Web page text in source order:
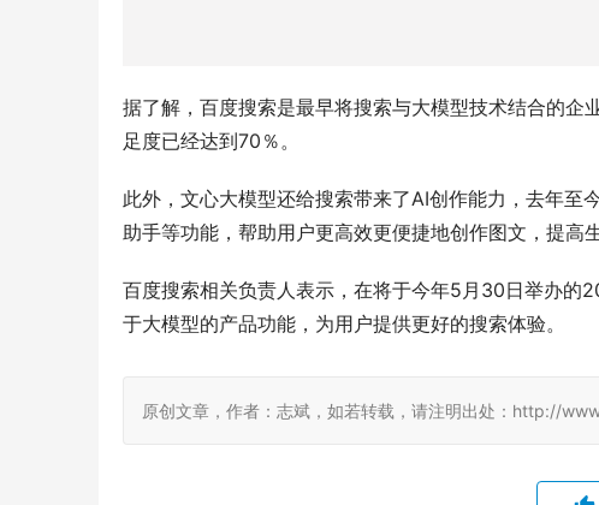
据了解，百度搜索是最早将搜索与大模型技术结合的
足度已经达到70％。
此外，文心大模型还给搜索带来了AI创作能力，去年
助手等功能，帮助用户更高效更便捷地创作图文，提高生
百度搜索相关负责人表示，在将于今年5月30日举办的
于大模型的产品功能，为用户提供更好的搜索体验。
原创文章，作者：志斌，如若转载，请注明出处：http://